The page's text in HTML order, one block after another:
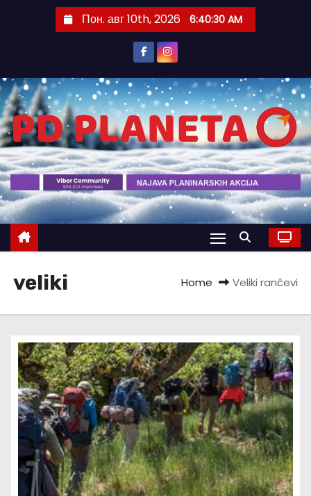
t
o
c
o
n
t
e
n
Пон. авг 10th, 2026 6:40:31 AM
veliki Home Veliki rančevi